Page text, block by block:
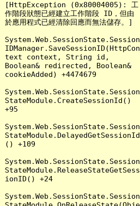
[HttpException (0x80004005): 工
作階段狀態已經建立工作階段 ID，但由
於應用程式已經清除回應而無法儲存。]
System.Web.SessionState.Session
IDManager.SaveSessionID(HttpCon
text context, String id,
Boolean& redirected, Boolean&
cookieAdded) +4474679
System.Web.SessionState.Session
StateModule.CreateSessionId()
+95
System.Web.SessionState.Session
StateModule.DelayedGetSessionId
() +109
System.Web.SessionState.Session
StateModule.ReleaseStateGetSess
ionID() +24
System.Web.SessionState.Session